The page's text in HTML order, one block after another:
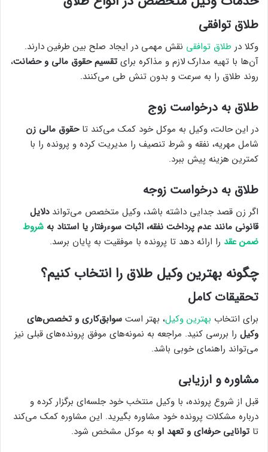
طلاق توافقی
وکلا در طلاق توافقی نقش مهمی در ایجاد صلح بین طرفین دارند.
آن‌ها با تهیه مدارک لازم و مذاکره برای تقسیم حقوق مالی و حضانت،
روند طلاق را به سرعت و بدون تنش طی می‌کنند.
طلاق به درخواست زوج
در این حالت، وکیل به موکل خود کمک می‌کند تاحقوق مالی زن
شامل مهریه، نفقه و شرط تنصیف را مدیریت کرده و پرونده را با
کمترین هزینه پیش ببرد.
طلاق به درخواست زوجه
اگر زن قصد جدایی داشته باشد، وکیل متخصص می‌توانددلایل
قانونی مانند عدم پرداخت نفقه، اثبات سوءرفتار یا استناد به شروط
ضمن عقد را ارائه دهد تا پرونده با موفقیت به پایان برسد.
چگونه بهترین وکیل طلاق را انتخاب کنیم؟
تحقیقات کامل
برای انتخاب بهترین وکیل، بهتر است سوابق‌کاری و تخصص‌های
وکیل را بررسی کنید. مراجعه به نمونه‌های موفق پرونده‌های قبلی نیز
می‌تواند راهنمای خوبی باشد.
مشاوره و ارزیابی
قبل از شروع پرونده، با وکیل منتخب خود جلسه‌ای برگزار کرده و
درباره مشکلات پرونده خود مشاوره بگیرید. این مشاوره کمک می‌کند
تا توانایی حرفه‌ای و تعهد او به موکل مشخص شود.